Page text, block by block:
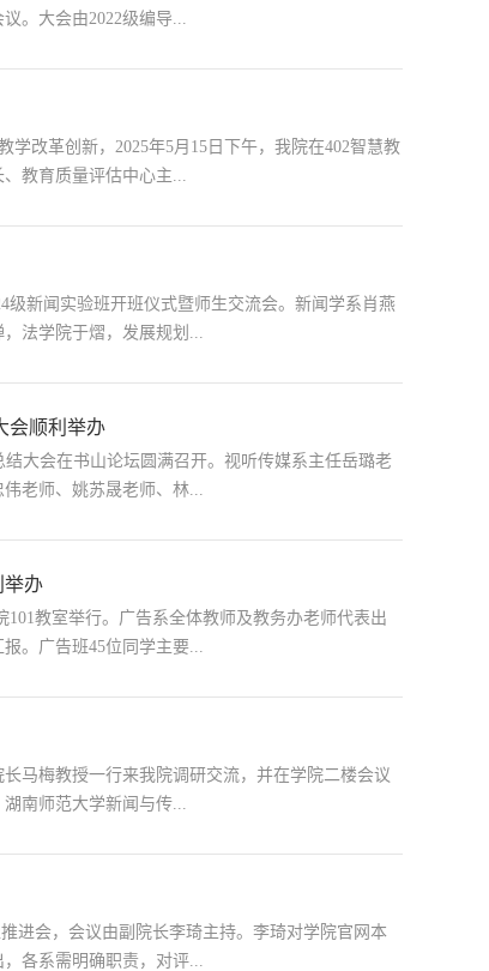
。大会由2022级编导...
学改革创新，2025年5月15日下午，我院在402智慧教
教育质量评估中心主...
级新闻实验班开班仪式暨师生交流会。新闻学系肖燕
法学院于熠，发展规划...
会顺利举办
结大会在书山论坛圆满召开。视听传媒系主任岳璐老
老师、姚苏晟老师、林...
举办
101教室举行。广告系全体教师及教务办老师代表出
。广告班45位同学主要...
马梅教授一行来我院调研交流，并在学院二楼会议
南师范大学新闻与传...
进会，会议由副院长李琦主持。李琦对学院官网本
各系需明确职责，对评...